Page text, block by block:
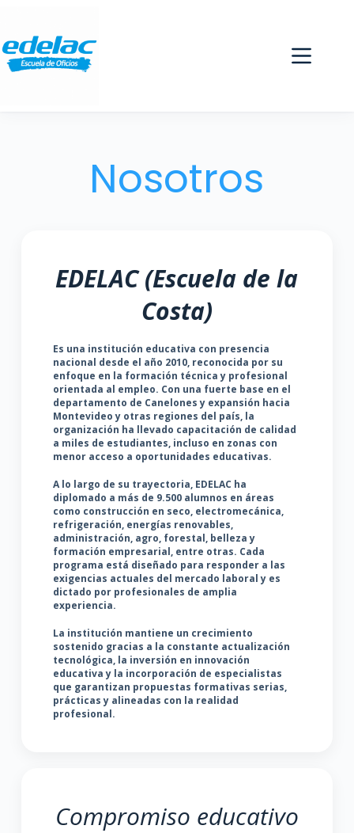
Nosotros
EDELAC (Escuela de la
Costa)
Es una institución educativa con presencia
nacional desde el año 2010, reconocida por su
enfoque en la formación técnica y profesional
orientada al empleo. Con una fuerte base en el
departamento de Canelones y expansión hacia
Montevideo y otras regiones del país, la
organización ha llevado capacitación de calidad
a miles de estudiantes, incluso en zonas con
menor acceso a oportunidades educativas.
A lo largo de su trayectoria, EDELAC ha
diplomado a más de 9.500 alumnos en áreas
como construcción en seco, electromecánica,
refrigeración, energías renovables,
administración, agro, forestal, belleza y
formación empresarial, entre otras. Cada
programa está diseñado para responder a las
exigencias actuales del mercado laboral y es
dictado por profesionales de amplia
experiencia.
La institución mantiene un crecimiento
sostenido gracias a la constante actualización
tecnológica, la inversión en innovación
educativa y la incorporación de especialistas
que garantizan propuestas formativas serias,
prácticas y alineadas con la realidad
profesional.
Compromiso educativo